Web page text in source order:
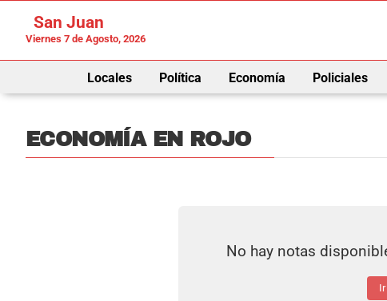
San Juan
Viernes 7 de Agosto, 2026
Locales Política Economía Policiales
ECONOMÍA EN ROJO
No hay notas